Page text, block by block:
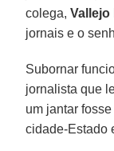
colega,Vallejo
jornais e o
Subornar
jornalista que
um jantar
cidade-Estado